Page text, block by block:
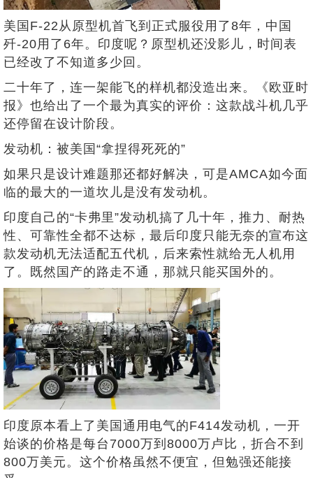
美国F-22从原型机首飞到正式服役用了8年，中国
歼-20用了6年。印度呢？原型机还没影儿，时间表
已经改了不知道多少回。
二十年了，连一架能飞的样机都没造出来。《欧亚时
报》也给出了一个最为真实的评价：这款战斗机几乎
还停留在设计阶段。
发动机：被美国“拿捏得死死的”
如果只是设计难题那还都好解决，可是AMCA如今面
临的最大的一道坎儿是没有发动机。
印度自己的“卡弗里”发动机搞了几十年，推力、耐热
性、可靠性全都不达标，最后印度只能无奈的宣布这
款发动机无法适配五代机，后来索性就给无人机用
了。既然国产的路走不通，那就只能买国外的。
印度原本看上了美国通用电气的F414发动机，一开
始谈的价格是每台7000万到8000万卢比，折合不到
800万美元。这个价格虽然不便宜，但勉强还能接